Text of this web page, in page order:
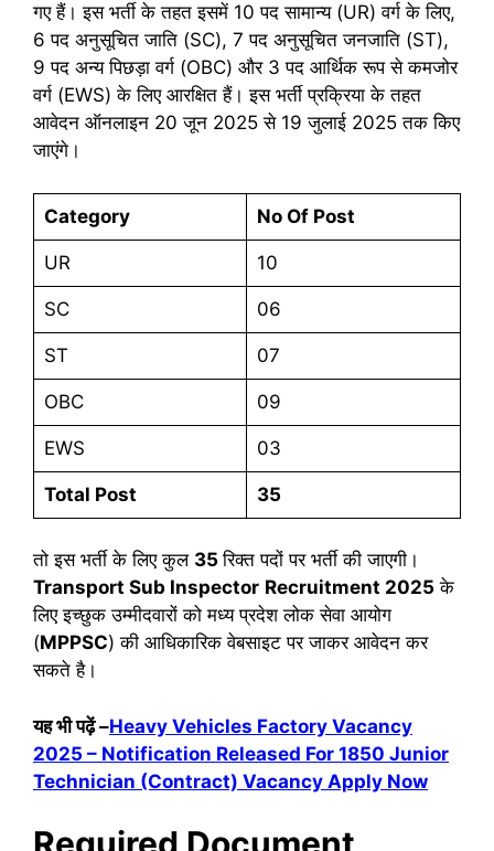
गए हैं। इस भर्ती के तहत इसमें 10 पद सामान्य (UR) वर्ग के लिए,
6 पद अनुसूचित जाति (SC), 7 पद अनुसूचित जनजाति (ST),
9 पद अन्य पिछड़ा वर्ग (OBC) और 3 पद आर्थिक रूप से कमजोर
वर्ग (EWS) के लिए आरक्षित हैं। इस भर्ती प्रक्रिया के तहत
आवेदन ऑनलाइन 20 जून 2025 से 19 जुलाई 2025 तक किए
जाएंगे।
Category No Of Post
UR 10
SC 06
ST 07
OBC 09
EWS 03
Total Post 35
तो इस भर्ती के लिए कुल 35रिक्त पदों पर भर्ती की जाएगी।
Transport Sub Inspector Recruitment 2025 के
लिए इच्छुक उम्मीदवारों को मध्य प्रदेश लोक सेवा आयोग
(MPPSC) की आधिकारिक वेबसाइट पर जाकर आवेदन कर
सकते है।
यह भी पढ़ें –Heavy Vehicles Factory Vacancy
2025 – Notification Released For 1850 Junior
Technician (Contract) Vacancy Apply Now